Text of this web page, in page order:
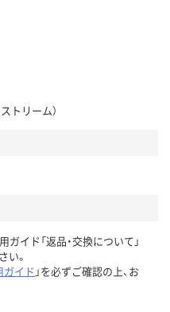
トリーム）
ガイド「返品・交換について」
い。
ガイド 」を必ずご確認の上、お